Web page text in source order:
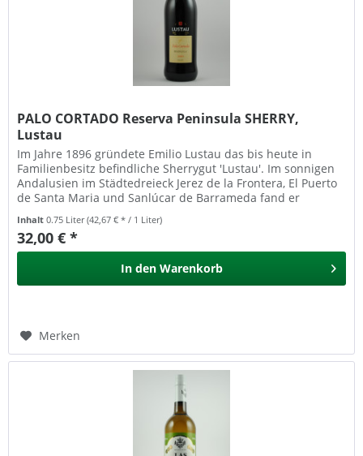
PALO CORTADO Reserva Peninsula SHERRY,
Lustau
Im Jahre 1896 gründete Emilio Lustau das bis heute in
Familienbesitz befindliche Sherrygut 'Lustau'. Im sonnigen
Andalusien im Städtedreieck Jerez de la Frontera, El Puerto
de Santa Maria und Sanlúcar de Barrameda fand er
Inhalt0.75 Liter(42,67 € * / 1 Liter)
32,00 € *
In den Warenkorb
Merken